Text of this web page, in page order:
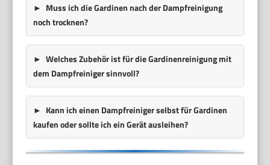
Muss ich die Gardinen nach der Dampfreinigung
noch trocknen?
Welches Zubehör ist für die Gardinenreinigung mit
dem Dampfreiniger sinnvoll?
Kann ich einen Dampfreiniger selbst für Gardinen
kaufen oder sollte ich ein Gerät ausleihen?